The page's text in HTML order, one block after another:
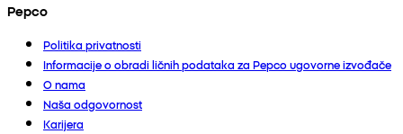
Pepco
Politika privatnosti
Informacije o obradi ličnih podataka za Pepco ugovorne izvođače
O nama
Naša odgovornost
Karijera